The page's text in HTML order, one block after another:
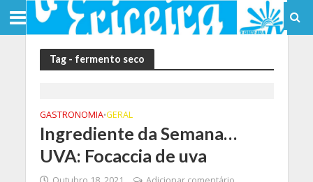
Tag - fermento seco
GASTRONOMIA•GERAL
Ingrediente da Semana…
UVA: Focaccia de uva